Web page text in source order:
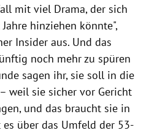
mit viel Drama, der sich
hinziehen könnte",
Insider aus. Und das
noch mehr zu spüren
sagen ihr, sie soll in die
weil sie sicher vor Gericht
und das braucht sie in
über das Umfeld der 53-